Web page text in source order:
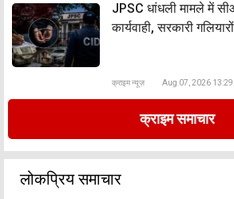
JPSC धांधली मामले में
कार्यवाही, सरकारी
क्राइम न्यूज़ Aug 07, 2026
क्राइम समाचार
लोकप्रिय समाचार